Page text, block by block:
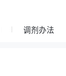
调剂办法